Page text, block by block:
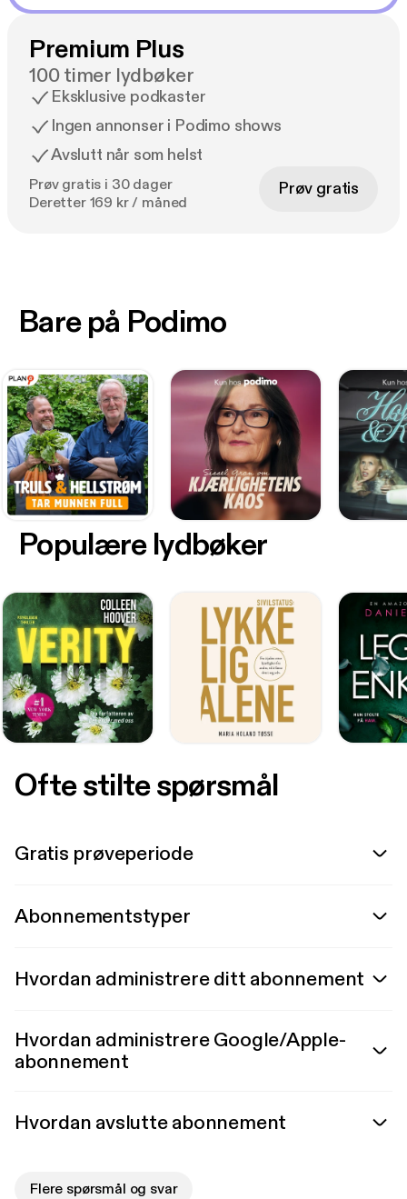
Premium Plus
100 timer lydbøker
Eksklusive podkaster
Ingen annonser i Podimo shows
Avslutt når som helst
Prøv gratis i 30 dager
Deretter 169 kr / måned
Prøv gratis
Bare på Podimo
Populære lydbøker
Ofte stilte spørsmål
Gratis prøveperiode
Abonnementstyper
Hvordan administrere ditt abonnement
Hvordan administrere Google/Apple-
abonnement
Hvordan avslutte abonnement
Flere spørsmål og svar